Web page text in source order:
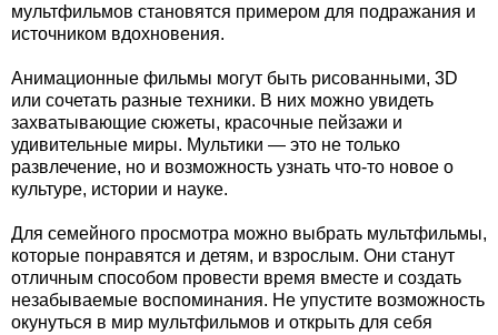
мультфильмов становятся примером для подражания и
источником вдохновения.
Анимационные фильмы могут быть рисованными, 3D
или сочетать разные техники. В них можно увидеть
захватывающие сюжеты, красочные пейзажи и
удивительные миры. Мультики — это не только
развлечение, но и возможность узнать что-то новое о
культуре, истории и науке.
Для семейного просмотра можно выбрать мультфильмы,
которые понравятся и детям, и взрослым. Они станут
отличным способом провести время вместе и создать
незабываемые воспоминания. Не упустите возможность
окунуться в мир мультфильмов и открыть для себя